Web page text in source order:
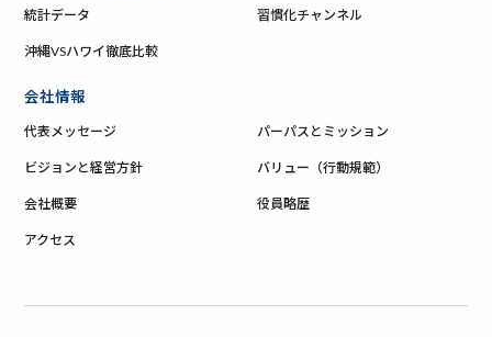
統計データ 習慣化チャンネル
沖縄VSハワイ徹底比較
会社情報
代表メッセージ パーパスとミッション
ビジョンと経営方針 バリュー（行動規範）
会社概要 役員略歴
アクセス